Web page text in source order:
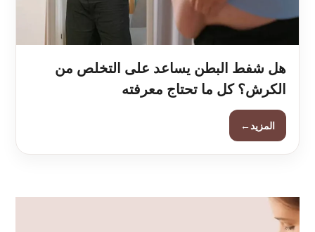
هل شفط البطن يساعد على التخلص من
الكرش؟ كل ما تحتاج معرفته
المزيد←